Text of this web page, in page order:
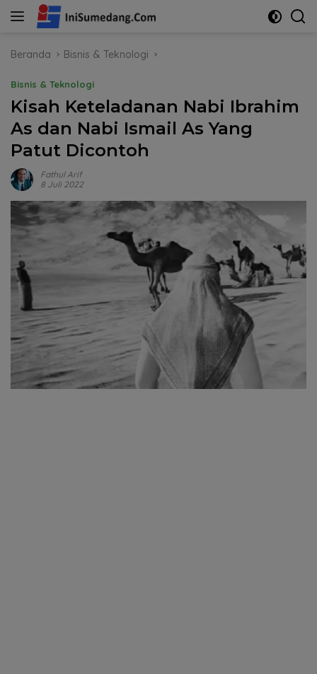
Langsung
Beranda
Bisnis & Teknologi
Bisnis & Teknologi
Kisah Keteladanan Nabi Ibrahim
As dan Nabi Ismail As Yang
Patut Dicontoh
Fathul Arif
8 Juli 2022